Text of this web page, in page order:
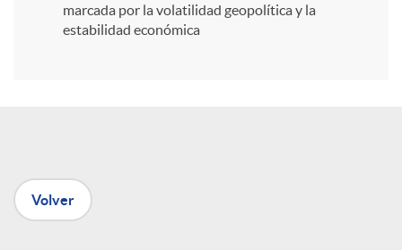
n
marcada por la volatilidad geopolítica y la
estabilidad económica
Volver